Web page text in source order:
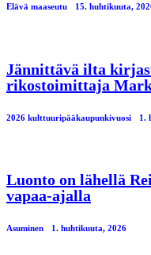
Elävä maaseutu 15. huhtikuuta,
Jännittävä ilta
rikostoimittaja
2026 kulttuuripääkaupunkivuosi 1.
Luonto on lähellä
vapaa-ajalla
Asuminen 1. huhtikuuta, 2026